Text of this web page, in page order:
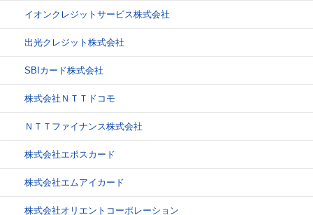
イオンクレジットサービス株式会社
出光クレジット株式会社
SBIカード株式会社
株式会社ＮＴＴドコモ
ＮＴＴファイナンス株式会社
株式会社エポスカード
株式会社エムアイカード
株式会社オリエントコーポレーション